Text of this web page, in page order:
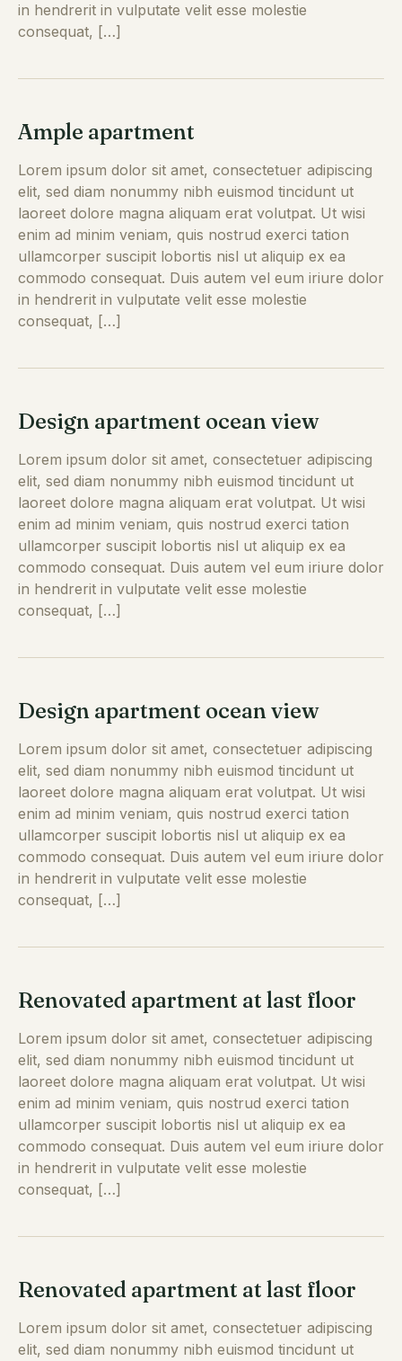
in hendrerit in vulputate velit esse molestie
consequat, […]
Ample apartment
Lorem ipsum dolor sit amet, consectetuer adipiscing
elit, sed diam nonummy nibh euismod tincidunt ut
laoreet dolore magna aliquam erat volutpat. Ut wisi
enim ad minim veniam, quis nostrud exerci tation
ullamcorper suscipit lobortis nisl ut aliquip ex ea
commodo consequat. Duis autem vel eum iriure dolor
in hendrerit in vulputate velit esse molestie
consequat, […]
Design apartment ocean view
Lorem ipsum dolor sit amet, consectetuer adipiscing
elit, sed diam nonummy nibh euismod tincidunt ut
laoreet dolore magna aliquam erat volutpat. Ut wisi
enim ad minim veniam, quis nostrud exerci tation
ullamcorper suscipit lobortis nisl ut aliquip ex ea
commodo consequat. Duis autem vel eum iriure dolor
in hendrerit in vulputate velit esse molestie
consequat, […]
Design apartment ocean view
Lorem ipsum dolor sit amet, consectetuer adipiscing
elit, sed diam nonummy nibh euismod tincidunt ut
laoreet dolore magna aliquam erat volutpat. Ut wisi
enim ad minim veniam, quis nostrud exerci tation
ullamcorper suscipit lobortis nisl ut aliquip ex ea
commodo consequat. Duis autem vel eum iriure dolor
in hendrerit in vulputate velit esse molestie
consequat, […]
Renovated apartment at last floor
Lorem ipsum dolor sit amet, consectetuer adipiscing
elit, sed diam nonummy nibh euismod tincidunt ut
laoreet dolore magna aliquam erat volutpat. Ut wisi
enim ad minim veniam, quis nostrud exerci tation
ullamcorper suscipit lobortis nisl ut aliquip ex ea
commodo consequat. Duis autem vel eum iriure dolor
in hendrerit in vulputate velit esse molestie
consequat, […]
Renovated apartment at last floor
Lorem ipsum dolor sit amet, consectetuer adipiscing
elit, sed diam nonummy nibh euismod tincidunt ut